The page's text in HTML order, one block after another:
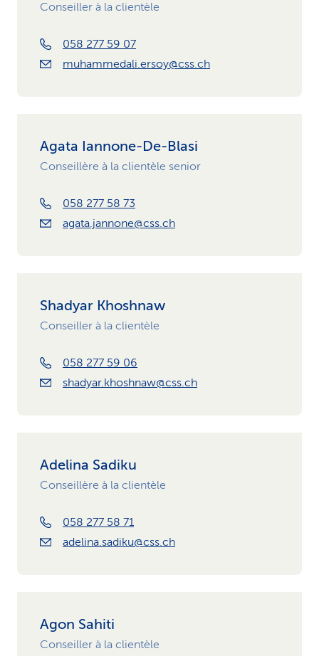
Conseiller à la clientèle
058 277 59 07
muhammedali.ersoy@css.ch
Agata Iannone-De-Blasi
Conseillère à la clientèle senior
058 277 58 73
agata.jannone@css.ch
Shadyar Khoshnaw
Conseiller à la clientèle
058 277 59 06
shadyar.khoshnaw@css.ch
Adelina Sadiku
Conseillère à la clientèle
058 277 58 71
adelina.sadiku@css.ch
Agon Sahiti
Conseiller à la clientèle